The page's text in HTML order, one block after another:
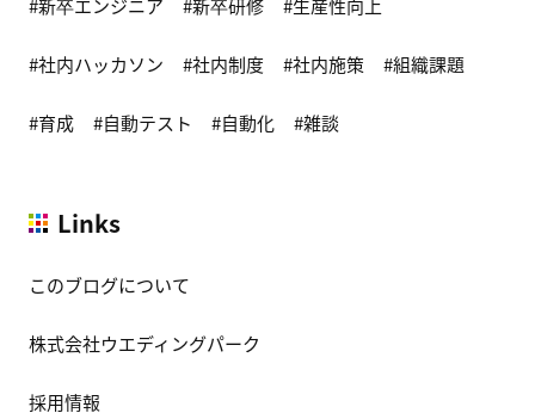
新卒エンジニア 新卒研修 生産性向上
社内ハッカソン 社内制度 社内施策 組織課題
育成 自動テスト 自動化 雑談
Links
このブログについて
株式会社ウエディングパーク
採用情報